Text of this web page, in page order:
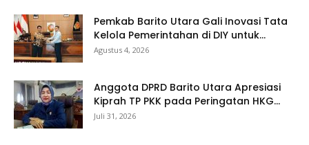
Pemkab Barito Utara Gali Inovasi Tata
Kelola Pemerintahan di DIY untuk...
Agustus 4, 2026
Anggota DPRD Barito Utara Apresiasi
Kiprah TP PKK pada Peringatan HKG...
Juli 31, 2026